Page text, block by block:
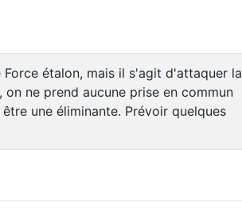
étalon, mais il s'agit d'attaquer la
on ne prend aucune prise en commun
une éliminante. Prévoir quelques